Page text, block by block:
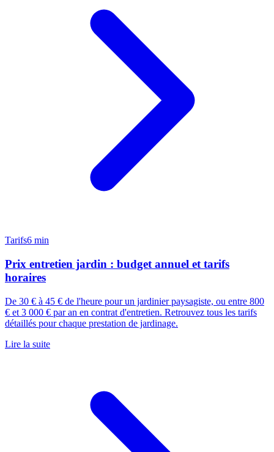
Tarifs6 min
Prix entretien jardin : budget annuel et tarifs
horaires
De 30 € à 45 € de l'heure pour un jardinier paysagiste, ou entre 800
€ et 3 000 € par an en contrat d'entretien. Retrouvez tous les tarifs
détaillés pour chaque prestation de jardinage.
Lire la suite